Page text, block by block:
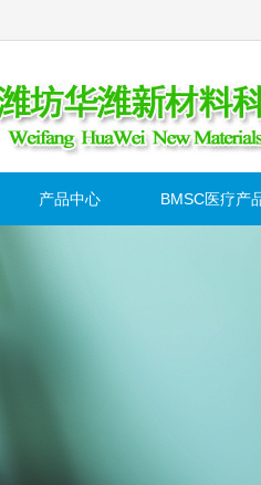
产品中心 BMSC医疗产